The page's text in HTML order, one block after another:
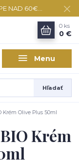
NAD 60€...
Menu
Hľadať
0 ks
0 €
Krém Olive Plus 50ml
Krém